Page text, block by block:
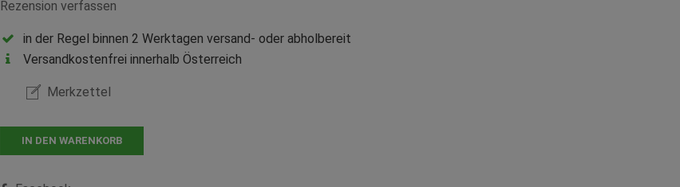
Rezension verfassen
in der Regel binnen 2 Werktagen versand- oder abholbereit
Versandkostenfrei innerhalb Österreich
Merkzettel
IN DEN WARENKORB